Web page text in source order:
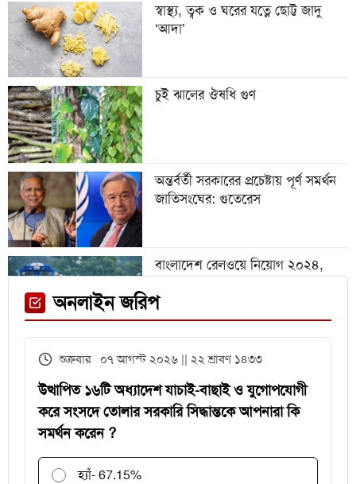
বিশ্বকাপে রোনালদিনহোকে ছাড়িয়ে
ফেনী স্টেশনে মেঘনা ট্রেনের ইঞ্জিন
বিকল, আড়াই ঘণ্টা আটকা ৮০০ যাত্রী
স্বাস্থ্য, ত্বক ও ঘরের যত্নে ছোট্ট জাদু
‘আদা’
চুই ঝালের ঔষধি গুণ
অন্তর্বর্তী সরকারের প্রচেষ্টায় পূর্ণ সমর্থন
জাতিসংঘের: গুতেরেস
বাংলাদেশ রেলওয়ে নিয়োগ ২০২৪,
পরীক্ষকদের জন্য সময় বাড়ল ২ দিন
অনলাইন জরিপ
শুক্রবার ০৭ আগস্ট ২০২৬ || ২২ শ্রাবণ ১৪৩৩
উত্থাপিত ১৬টি অধ্যাদেশ যাচাই-বাছাই ও যুগোপযোগী
করে সংসদে তোলার সরকারি সিদ্ধান্তকে আপনারা কি
সমর্থন করেন ?
হ্যাঁ- 67.15%